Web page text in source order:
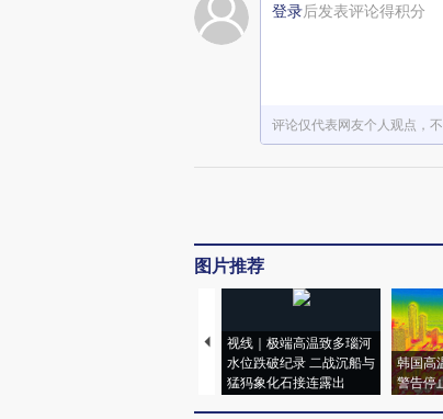
登录后发表评论得积分
评论仅代表网友个人观点，
图片推荐
视线｜极端高温致多瑙河
水位跌破纪录 二战沉船与
猛犸象化石接连露出
韩国高
警告停